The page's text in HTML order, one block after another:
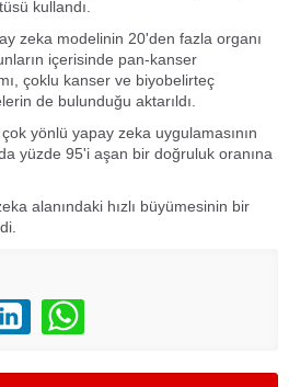
kullandı.
zeka modelinin 20'den fazla organı
içerisinde pan-kanser
çoklu kanser ve biyobelirteç
de bulunduğu aktarıldı.
yönlü yapay zeka uygulamasının
yüzde 95'i aşan bir doğruluk oranına
alanındaki hızlı büyümesinin bir